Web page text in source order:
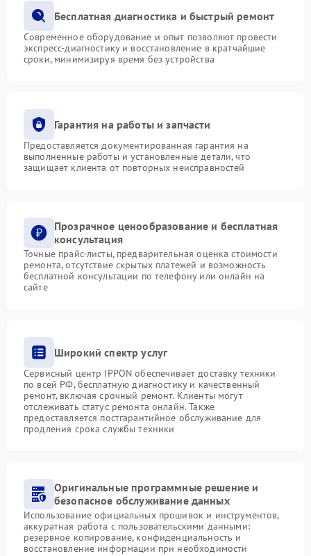
Бесплатная диагностика и быстрый ремонт
Современное оборудование и опыт позволяют провести
экспресс-диагностику и восстановление в кратчайшие
сроки, минимизируя время без устройства
Гарантия на работы и запчасти
Предоставляется документированная гарантия на
выполненные работы и установленные детали, что
защищает клиента от повторных неисправностей
Прозрачное ценообразование и бесплатная
консультация
Точные прайс-листы, предварительная оценка стоимости
ремонта, отсутствие скрытых платежей и возможность
бесплатной консультации по телефону или онлайн на
сайте
Широкий спектр услуг
Сервисный центр IPPON обеспечивает доставку техники
по всей РФ, бесплатную диагностику и качественный
ремонт, включая срочный ремонт. Клиенты могут
отслеживать статус ремонта онлайн. Также
предоставляется постгарантийное обслуживание для
продления срока службы техники
Оригинальные программные решение и
безопасное обслуживание данных
Использование официальных прошивок и инструментов,
аккуратная работа с пользовательскими данными:
резервное копирование, конфиденциальность и
восстановление информации при необходимости